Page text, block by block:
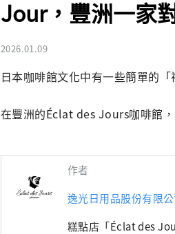
Jour，豐洲一家
2026.01.09
日本咖啡館文化中有一些簡單的「
在豐洲的Éclat des Jours咖啡館
作者
逸光日用品股份有限
糕點店「Éclat des